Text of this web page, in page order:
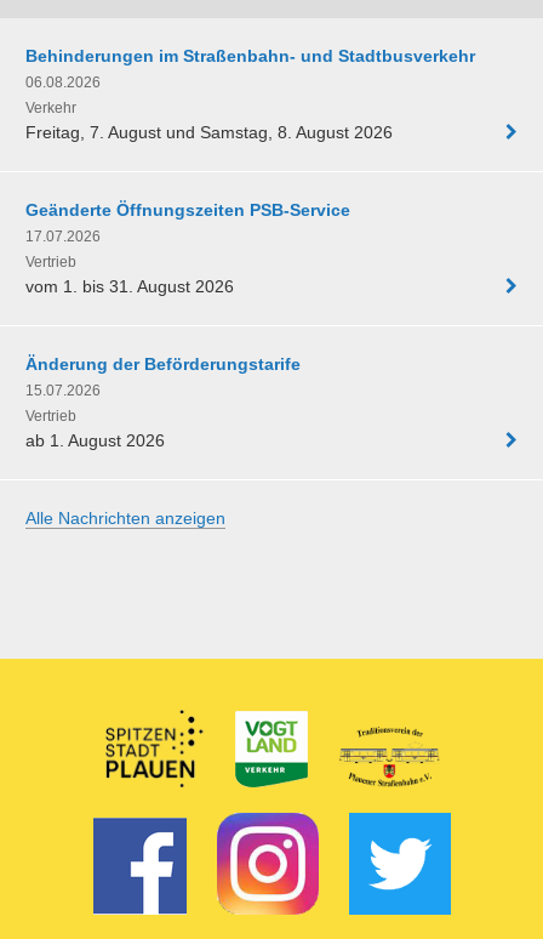
Behinderungen im Straßenbahn- und Stadtbusverkehr
06.08.2026
Verkehr
Freitag, 7. August und Samstag, 8. August 2026
Geänderte Öffnungszeiten PSB-Service
17.07.2026
Vertrieb
vom 1. bis 31. August 2026
Änderung der Beförderungstarife
15.07.2026
Vertrieb
ab 1. August 2026
Alle Nachrichten anzeigen